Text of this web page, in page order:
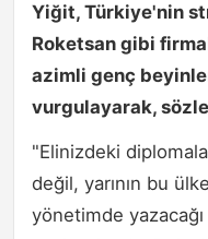
Yiğit, Türkiye'nin
Roketsan gibi
azimli genç
vurgulayarak,
"Elinizdeki
değil, yarının bu
yönetimde